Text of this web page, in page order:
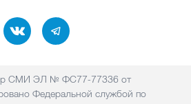
СМИ ЭЛ № ФС77-77336 от
Федеральной службой по